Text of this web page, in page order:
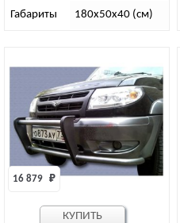
Габариты 180х50х40 (см)
16 879 ₽
КУПИТЬ